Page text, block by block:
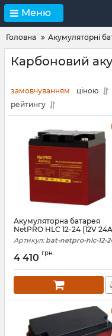
Меню
Головна Акумуляторні
Карбоновий
замовчуванням ціною
рейтингу
Акумуляторна батарея
NetPRO HLC 12-24 (12V
Артикул: bat-netpro-hlc-12-
4 410 грн.